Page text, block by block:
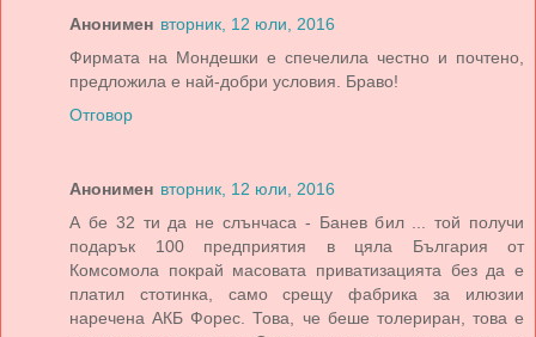
Анонимен вторник, 12 юли, 2016
Фирмата на Мондешки е спечелила честно и почтено,
предложила е най-добри условия. Браво!
Отговор
Анонимен вторник, 12 юли, 2016
А бе 32 ти да не слънчаса - Банев бил ... той получи
подарък 100 предприятия в цяла България от
Комсомола покрай масовата приватизацията без да е
платил стотинка, само срещу фабрика за илюзии
наречена АКБ Форес. Това, че беше толериран, това е